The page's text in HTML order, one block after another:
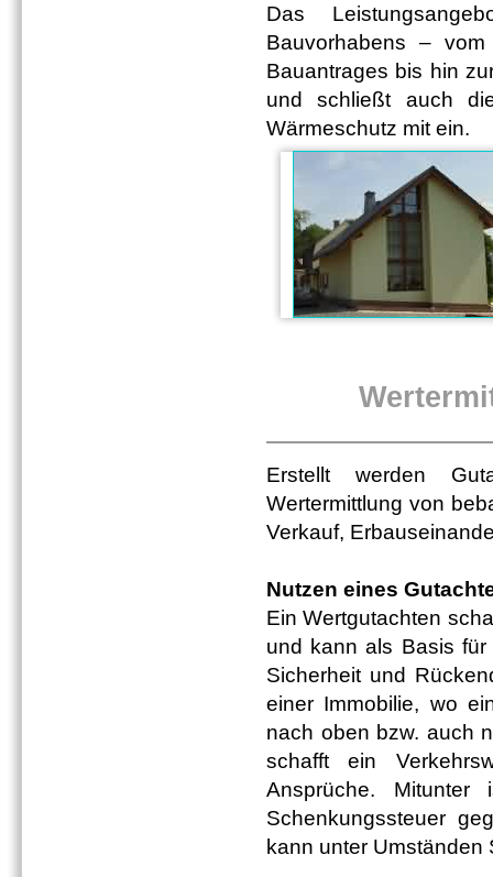
Das
Bauvorhabens –
Bauantrages bis hin
und schließt auch
Wärmeschutz mit ein.
Erstellt werden
Wertermittlung von
Verkauf,
Nutzen eines
Ein Wertgutachten
und kann als Basis
Sicherheit und
einer Immobilie, wo
nach oben bzw. auch
schafft ein
Ansprüche.
Schenkungssteuer
kann unter Umständen